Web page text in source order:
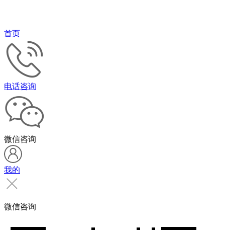
首页
电话咨询
微信咨询
我的
微信咨询